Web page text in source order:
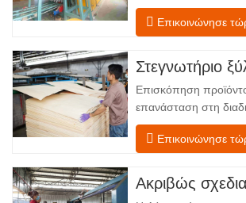
χαλύβδινο πλαίσιο
τέσσερις
από την τροφοδοσία
εκφόρτωση. Τμήμα
Εξοπλισμένο με έναν
τροφοδοσίας και
Επικοινώνησε
Επισκόπηση
επανάσταση στη
στεγνώματος του
προηγμένη
καπλαμά
ανακάλυψη καπλαμάς
Επικοινώνησε